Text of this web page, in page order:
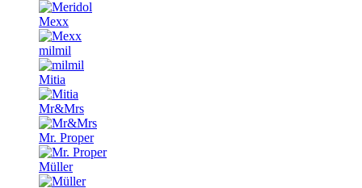
Mexx
milmil
Mitia
Mr&Mrs
Mr. Proper
Müller